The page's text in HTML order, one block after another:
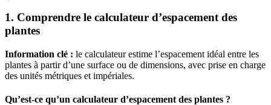
1. Comprendre le calculateur d’espacement des
plantes
Information clé : le calculateur estime l’espacement idéal entre les
plantes à partir d’une surface ou de dimensions, avec prise en charge
des unités métriques et impériales.
Qu’est-ce qu’un calculateur d’espacement des plantes ?